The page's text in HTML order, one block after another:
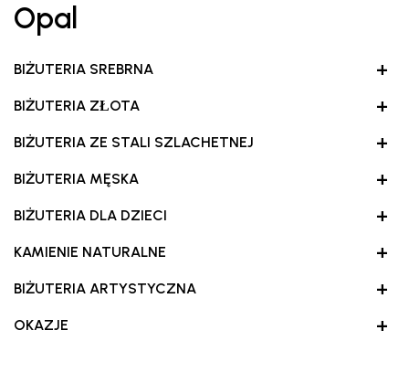
Opal
+
BIŻUTERIA SREBRNA
+
BIŻUTERIA ZŁOTA
+
BIŻUTERIA ZE STALI SZLACHETNEJ
+
BIŻUTERIA MĘSKA
+
BIŻUTERIA DLA DZIECI
+
KAMIENIE NATURALNE
+
BIŻUTERIA ARTYSTYCZNA
+
OKAZJE